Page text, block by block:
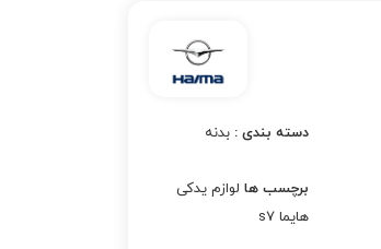
دسته بندی :بدنه
برچسب ها لوازم یدکی
هایما s7